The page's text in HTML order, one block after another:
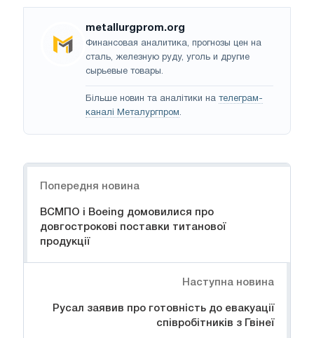
metallurgprom.org
Финансовая аналитика, прогнозы цен на
сталь, железную руду, уголь и другие
сырьевые товары.
Більше новин та аналітики на телеграм-
каналі Металургпром.
Попередня новина
ВСМПО і Boeing домовилися про
довгострокові поставки титанової
продукції
Наступна новина
Русал заявив про готовність до евакуації
співробітників з Гвінеї